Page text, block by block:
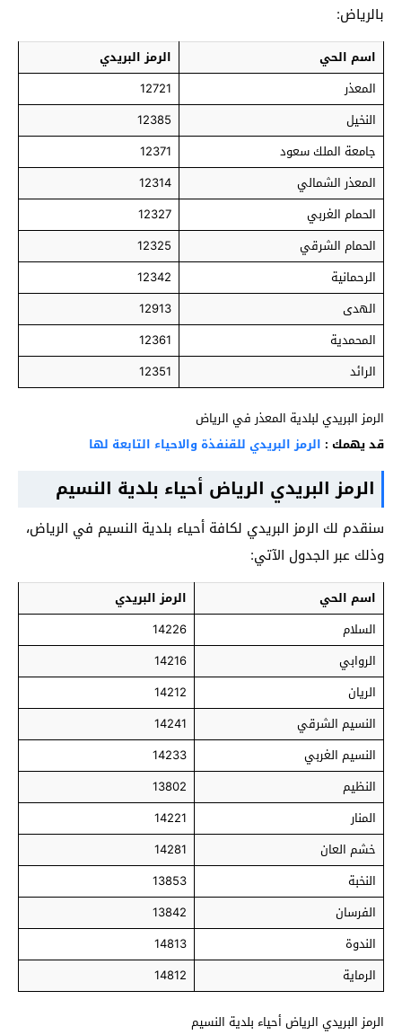
بالرياض:
اسم الحي
الرمز البريدي
المعذر
12721
النخيل
12385
جامعة الملك سعود
12371
المعذر الشمالي
12314
الحمام الغربي
12327
الحمام الشرقي
12325
الرحمانية
12342
الهدى
12913
المحمدية
12361
الرائد
12351
الرمز البريدي لبلدية المعذر في الرياض
قد يهمك : الرمز البريدي للقنفذة والاحياء التابعة لها
الرمز البريدي الرياض أحياء بلدية النسيم
سنقدم لك الرمز البريدي لكافة أحياء بلدية النسيم في الرياض،
وذلك عبر الجدول الآتي:
اسم الحي
الرمز البريدي
السلام
14226
الروابي
14216
الريان
14212
النسيم الشرقي
14241
النسيم الغربي
14233
النظيم
13802
المنار
14221
خشم العان
14281
النخبة
13853
الفرسان
13842
الندوة
14813
الرماية
14812
الرمز البريدي الرياض أحياء بلدية النسيم